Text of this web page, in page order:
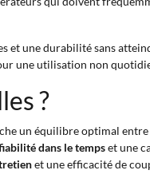
et une durabilité sans
une utilisation non
?
un équilibre optimal entre
dans le tempset une
et une efficacité de